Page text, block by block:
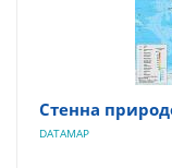
Стенна
DATAMAP